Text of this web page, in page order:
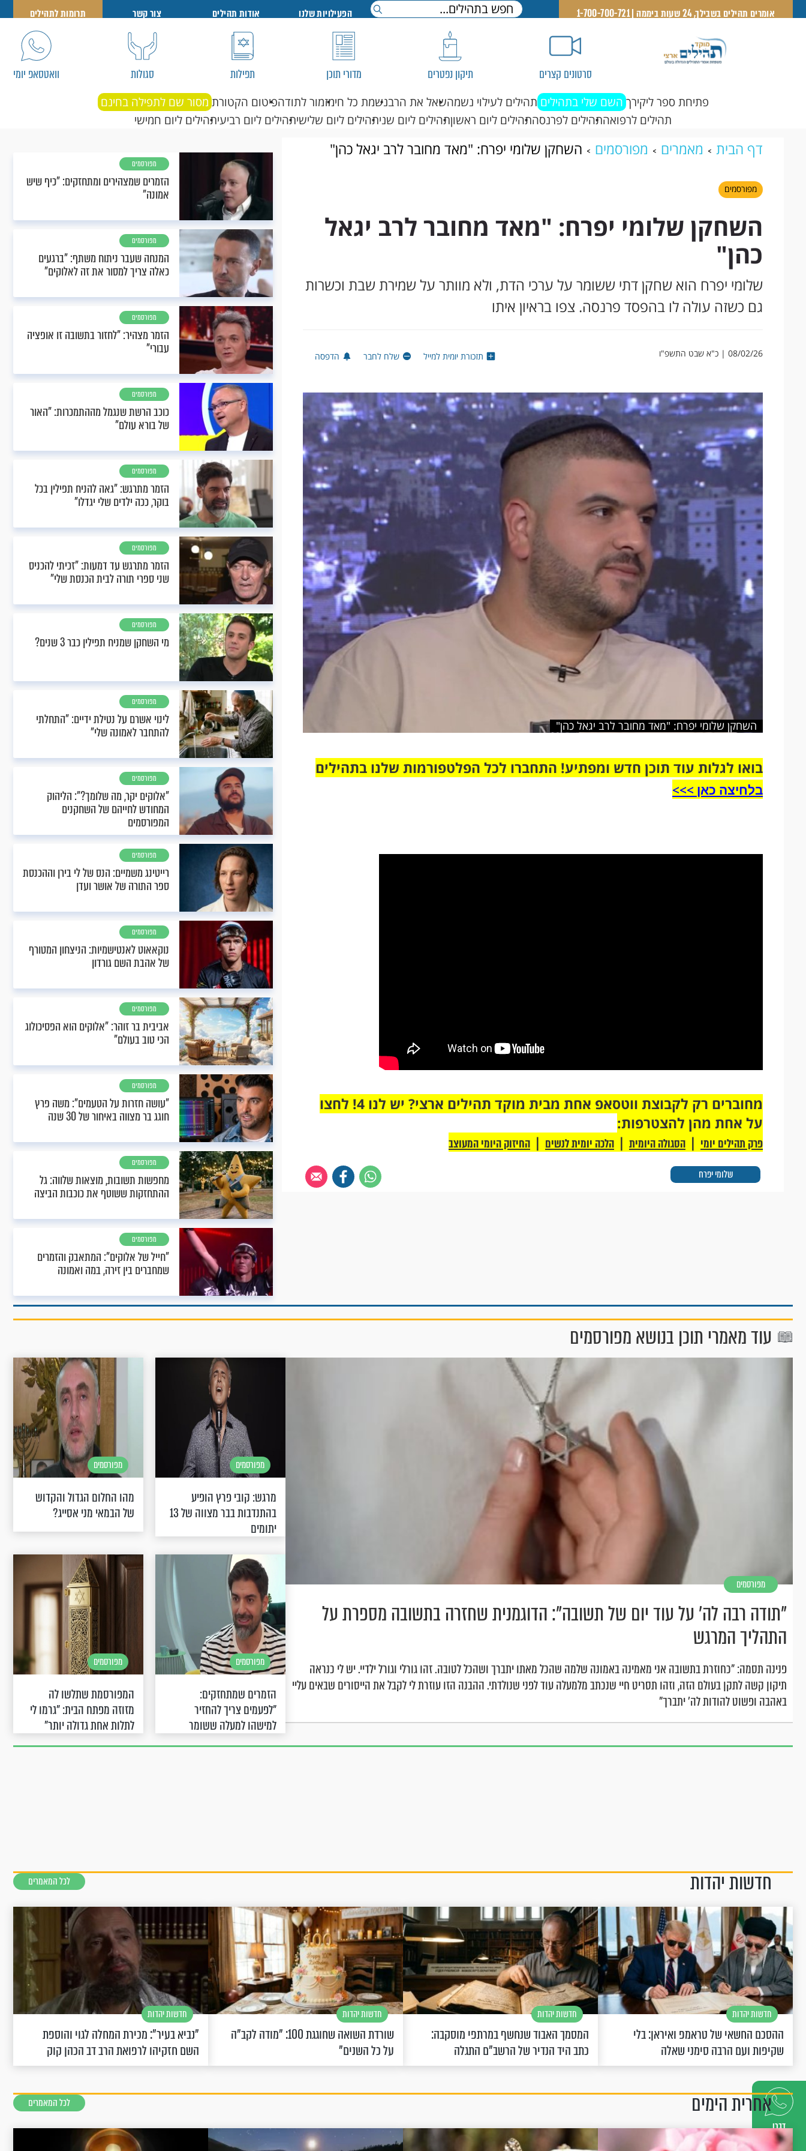
דברו
איתנו
אומרים תהילים בשבילך, 24 שעות ביממה | 1-700-700-721 הפעילויות שלנו אודות תהילים צור קשר תרומות לתהילים
סרטונים קצרים תיקון נפטרים מדורי תוכן תפילות סגולות וואטסאפ יומי
פתיחת ספר ליקירך השם שלי בתהילים תהילים לעילוי נשמהשאל את הרבנשמת כל חימזמור לתודהפיטום הקטורת מסור שם לתפילה בחינם
תהילים לרפואהתהילים לפרנסהתהילים ליום ראשוןתהילים ליום שניתהילים ליום שלישיתהילים ליום רביעיתהילים ליום חמישי
דף הבית מאמרים מפורסמים השחקן שלומי יפרח: "מאד מחובר לרב יגאל כהן"
מפורסמים
השחקן שלומי יפרח: "מאד מחובר לרב יגאל
כהן"
שלומי יפרח הוא שחקן דתי ששומר על ערכי הדת, ולא מוותר על שמירת שבת וכשרות
גם כשזה עולה לו בהפסד פרנסה. צפו בראיון איתו
08/02/26 | כ"א שבט התשפ"ו תזכורת יומית למייל שלח לחבר הדפסה
השחקן שלומי יפרח: "מאד מחובר לרב יגאל כהן"
בואו לגלות עוד תוכן חדש ומפתיע! התחברו לכל הפלטפורמות שלנו בתהילים
בלחיצה כאן >>>​
שלומי יפרח
מחוברים רק לקבוצת ווטסאפ אחת מבית מוקד תהילים ארצי? יש לנו 4! לחצו
על אחת מהן להצטרפות:
פרק תהילים יומי | הסגולה היומית | הלכה יומית לנשים | החיזוק היומי המעוצב
מפורסמים
הזמרים שמצהירים ומתחזקים: "כיף שיש
אמונה"
מפורסמים
המנחה שעבר ניתוח משתף: "ברגעים
כאלה צריך למסור את זה לאלוקים"
מפורסמים
הזמר מצהיר: "לחזור בתשובה זו אופציה
עבורי"
מפורסמים
כוכב הרשת שנגמל מההתמכרות: "האור
של בורא עולם"
מפורסמים
הזמר מתרגש: "גאה להניח תפילין בכל
בוקר, ככה ילדים שלי יגדלו"
מפורסמים
הזמר מתרגש עד דמעות: "זכיתי להכניס
שני ספרי תורה לבית הכנסת שלי"
מפורסמים
מי השחקן שמניח תפילין כבר 3 שנים?
מפורסמים
לינוי אשרם על נטילת ידיים: "התחלתי
להתחבר לאמונה שלי"
מפורסמים
"אלוקים יקר, מה שלומך?": הליהוק
המחודש לחייהם של השחקנים
המפורסמים
מפורסמים
רייטינג משמיים: הנס של לי בירן וההכנסת
ספר התורה של אושר ועדן
מפורסמים
נוקאאוט לאנטישמיות: הניצחון המטורף
של אהבת השם גורדון
מפורסמים
אביבית בר זוהר: "אלוקים הוא הפסיכולוג
הכי טוב בעולם"
מפורסמים
"עושה חזרות על הטעמים": משה פרץ
חוגג בר מצווה באיחור של 30 שנה
מפורסמים
מחפשות תשובות, מוצאות שלווה: גל
ההתחזקות ששוטף את כוכבות הביצה
מפורסמים
"חייל של אלוקים": המתאבק והזמרים
שמחברים בין זירה, במה ואמונה
עוד מאמרי תוכן בנושא מפורסמים
מפורסמים
"תודה רבה לה' על עוד יום של תשובה": הדוגמנית שחזרה בתשובה מספרת על
התהליך המרגש
פנינה תסמה: "כחוזרת בתשובה אני מאמינה באמונה שלמה שהכל מאתו יתברך ושהכל לטובה. זהו גורלי וגורל ילדיי. יש לי כנראה
תיקון קשה לתקן בעולם הזה, וזהו תסריט חיי שנכתב מלמעלה עוד לפני שנולדתי. ההבנה הזו עוזרת לי לקבל את הייסורים שבאים עליי
באהבה ופשוט להודות לה' יתברך"
מפורסמים
מרגש: קובי פרץ הופיע
בהתנדבות בבר מצווה של 13
יתומים
מפורסמים
מהו החלום הגדול והקדוש
של הבמאי מני אסייג?
מפורסמים
הזמרים שמתחזקים:
"לפעמים צריך להחזיר
למישהו למעלה ששומר
עלינו"
מפורסמים
המפורסמת שתלשו לה
מזוזה מפתח הבית: "גרמו לי
לתלות אחת גדולה יותר"
חדשות יהדות לכל המאמרים
חדשות יהדות
ההסכם החשאי של טראמפ ואיראן: בלי
שקיפות ועם הרבה סימני שאלה
חדשות יהדות
המסמך האבוד שנחשף במרתפי מוסקבה:
כתב היד הנדיר של הרשב"ם התגלה
חדשות יהדות
שורדת השואה שחוגגת 100: "מודה לקב"ה
על כל השנים"
חדשות יהדות
"נביא בעיר": מכירת המחלה לגוי והוספת
השם חזקיהו לרפואת הרב דב הכהן קוק
אחרית הימים לכל המאמרים